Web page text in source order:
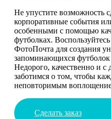
Не упустите возможность
корпоративные события
особенными с помощью
футболках.
ФотоПочта для создания
запоминающихся
Недорого, качественно и
заботимся о том, чтобы
неповторимым
Сделать заказ